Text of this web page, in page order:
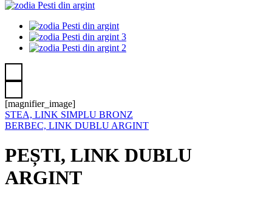
[magnifier_image]
STEA, LINK SIMPLU BRONZ
BERBEC, LINK DUBLU ARGINT
PEȘTI, LINK DUBLU
ARGINT